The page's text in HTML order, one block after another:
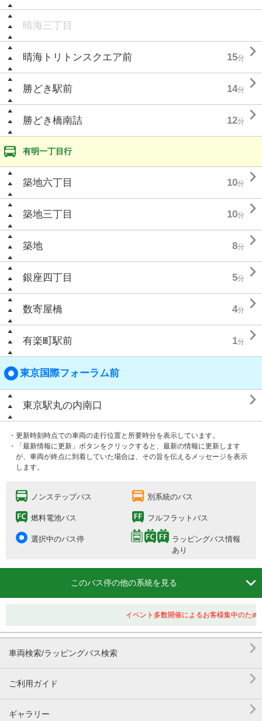
晴海三丁目
晴海トリトンスクエア前 15分 
勝どき駅前 14分 
勝どき橋南詰 12分 
有明一丁目行
築地六丁目 10分 
築地三丁目 10分 
築地 8分 
銀座四丁目 5分 
数寄屋橋 4分 
有楽町駅前 1分 
東京国際フォーラム前
東京駅丸の内南口 
・更新時刻時点での車両の走行位置と所要時分を表示しています。
・「最新情報に更新」ボタンをクリックすると、最新の情報に更新します
が、車両が終点に到着していた場合は、その旨を伝えるメッセージを表示
します。
ノンステップバス 別系統のバス
燃料電池バス フルフラットバス
選択中のバス停
ラッピングバス情報
あり
このバス停の他の系統を見る 
イベント多数開催によるお客様集中のため
車両検索/ラッピングバス検索 
ご利用ガイド 
ギャラリー 